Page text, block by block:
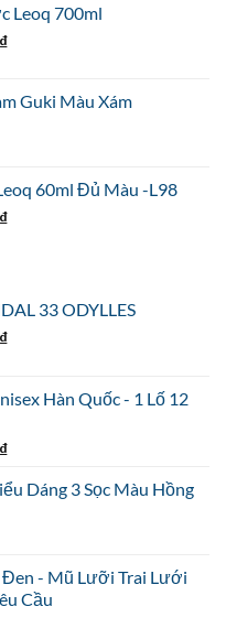
là:
319.000₫.
Leoq 700ml
Giá
là:Guki Màu Xám
60ml Đủ Màu -L98
Giá
289.000₫.
33 ODYLLES
Giá
là:
Hàn Quốc - 1 Lố 12
Giá
tạiDáng 3 Sọc Màu Hồng
87.000₫.
- Mũ Lưỡi Trai Lưới
Cầu